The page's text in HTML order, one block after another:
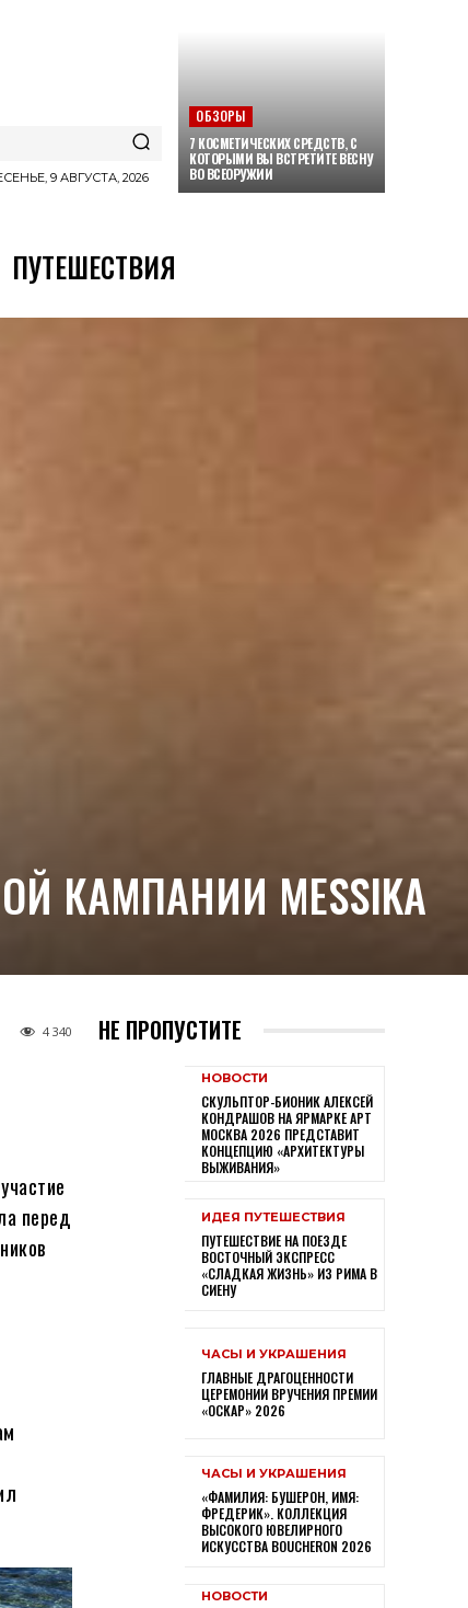
9 АВГУСТА, 2026
ОБЗОРЫ
7 КОСМЕТИЧЕСКИХ СРЕДСТВ, С
КОТОРЫМИ ВЫ ВСТРЕТИТЕ ВЕСНУ
ВО ВСЕОРУЖИИ
ПУТЕШЕСТВИЯ
КАМПАНИИ MESSIKA
4 340
перед
НЕ ПРОПУСТИТЕ
НОВОСТИ
СКУЛЬПТОР-БИОНИК АЛЕКСЕЙ
КОНДРАШОВ НА ЯРМАРКЕ АРТ
МОСКВА 2026 ПРЕДСТАВИТ
КОНЦЕПЦИЮ «АРХИТЕКТУРЫ
ВЫЖИВАНИЯ»
ИДЕЯ ПУТЕШЕСТВИЯ
ПУТЕШЕСТВИЕ НА ПОЕЗДЕ
ВОСТОЧНЫЙ ЭКСПРЕСС
«СЛАДКАЯ ЖИЗНЬ» ИЗ РИМА В
СИЕНУ
ЧАСЫ И УКРАШЕНИЯ
ГЛАВНЫЕ ДРАГОЦЕННОСТИ
ЦЕРЕМОНИИ ВРУЧЕНИЯ ПРЕМИИ
«ОСКАР» 2026
ЧАСЫ И УКРАШЕНИЯ
«ФАМИЛИЯ: БУШЕРОН, ИМЯ:
ФРЕДЕРИК». КОЛЛЕКЦИЯ
ВЫСОКОГО ЮВЕЛИРНОГО
ИСКУССТВА BOUCHERON 2026
НОВОСТИ